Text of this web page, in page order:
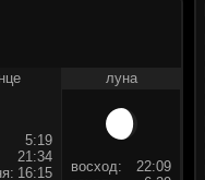
луна
5:19
21:34
16:15 восход:
22:09